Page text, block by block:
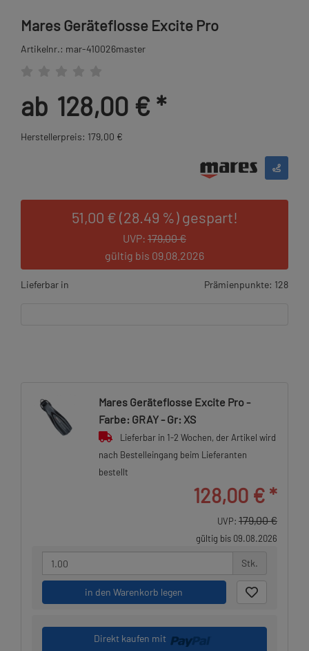
Mares Geräteflosse Excite Pro
Artikelnr.: mar-410026master
ab 128,00 € *
Herstellerpreis: 179,00 €
51,00 € (28.49 %) gespart!
UVP: 179,00 €
gültig bis 09.08.2026
Lieferbar in Prämienpunkte: 128
Mares Geräteflosse Excite Pro -
Farbe: GRAY - Gr: XS
Lieferbar in 1-2 Wochen, der Artikel wird
nach Bestelleingang beim Lieferanten
bestellt
128,00 € *
UVP: 179,00 €
gültig bis 09.08.2026
Stk.
in den Warenkorb legen
Direkt kaufen mit